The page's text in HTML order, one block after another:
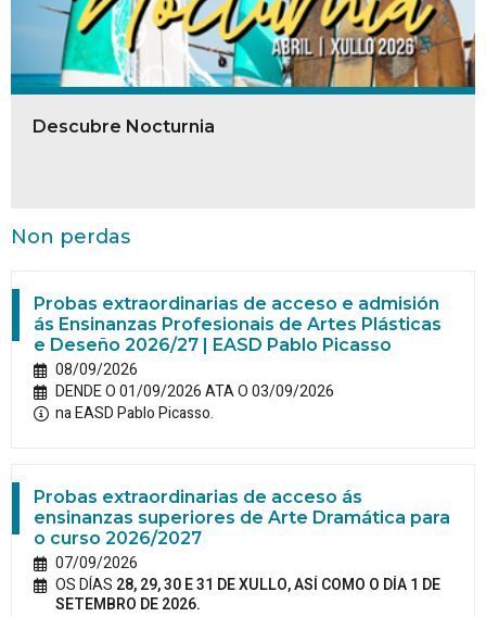
Descubre Nocturnia
Non perdas
Probas extraordinarias de acceso e admisión
ás Ensinanzas Profesionais de Artes Plásticas
e Deseño 2026/27 | EASD Pablo Picasso
08/09/2026
DENDE O 01/09/2026 ATA O 03/09/2026
na EASD Pablo Picasso.
Probas extraordinarias de acceso ás
ensinanzas superiores de Arte Dramática para
o curso 2026/2027
07/09/2026
OS DÍAS 28, 29, 30 E 31 DE XULLO, ASÍ COMO O DÍA 1 DE
SETEMBRO DE 2026.